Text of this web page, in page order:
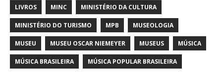
LIVROS MINC MINISTÉRIO DA CULTURA
MINISTÉRIO DO TURISMO MPB MUSEOLOGIA
MUSEU MUSEU OSCAR NIEMEYER MUSEUS MÚSICA
MÚSICA BRASILEIRA MÚSICA POPULAR BRASILEIRA